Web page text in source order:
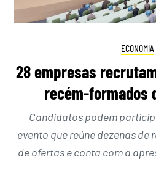
ECONOMIA
28 empresas
recém-formados
Candidatos podem
evento que reúne dezenas
de ofertas e conta com a